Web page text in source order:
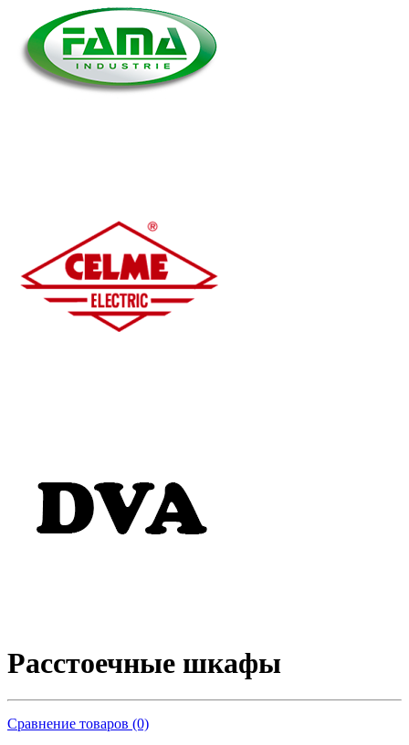
Расстоечные шкафы
Сравнение товаров (0)